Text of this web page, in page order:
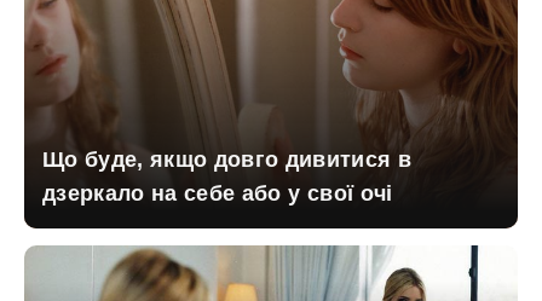
Що буде, якщо довго дивитися в
дзеркало на себе або у свої очі